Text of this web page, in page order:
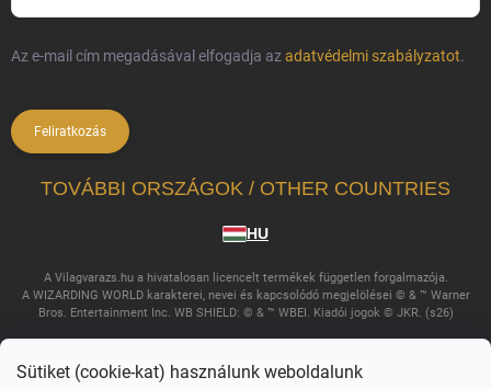
Sütiket (cookie-kat) használunk weboldalunk
Az e-mail cím megadásával elfogadja azadatvédelmi szabályzatot.
Feliratkozás
TOVÁBBI ORSZÁGOK / OTHER COUNTRIES
HU
A Vilagvarazs.hu a hivatalosan licencelt termékek független forgalmazója.
A WIZARDING WORLD karakterei, nevei és kapcsolódó megjelölései © & ™ Warner
Bros. Entertainment Inc. WB SHIELD: © & ™ WBEI. Kiadói jogok © JKR. (s26)